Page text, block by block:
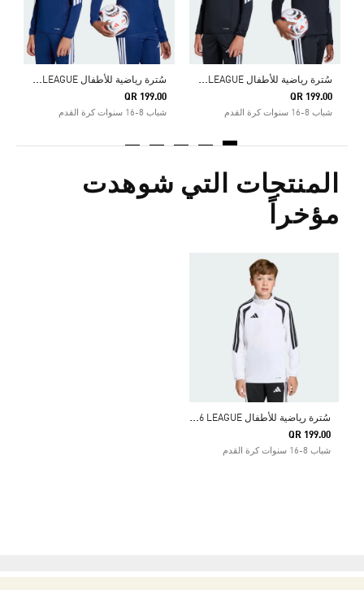
س
ُترة رياضية للأطفال TIRO26 LEAGUE
QR 199.00
شباب 8-16 سنوات كرة القدم
س
ُترة رياضية للأطفال TIRO26 LEAGUE
QR 199.00
شباب 8-16 سنوات كرة القدم
المنتجات التي شوهدت
مؤخراً
س
ُترة رياضية للأطفال TIRO26 LEAGUE
QR 199.00
شباب 8-16 سنوات كرة القدم